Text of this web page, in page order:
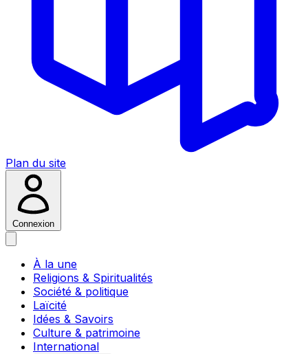
Plan du site
Connexion
À la une
Religions & Spiritualités
Société & politique
Laïcité
Idées & Savoirs
Culture & patrimoine
International